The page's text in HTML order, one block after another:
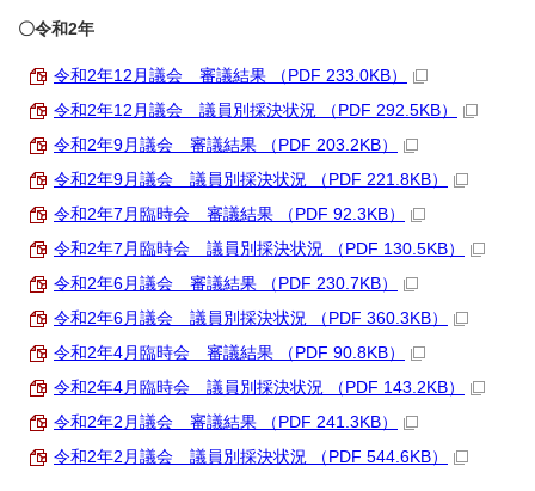
〇令和2年
令和2年12月議会 審議結果 （PDF 233.0KB）
令和2年12月議会 議員別採決状況 （PDF 292.5KB）
令和2年9月議会 審議結果 （PDF 203.2KB）
令和2年9月議会 議員別採決状況 （PDF 221.8KB）
令和2年7月臨時会 審議結果 （PDF 92.3KB）
令和2年7月臨時会 議員別採決状況 （PDF 130.5KB）
令和2年6月議会 審議結果 （PDF 230.7KB）
令和2年6月議会 議員別採決状況 （PDF 360.3KB）
令和2年4月臨時会 審議結果 （PDF 90.8KB）
令和2年4月臨時会 議員別採決状況 （PDF 143.2KB）
令和2年2月議会 審議結果 （PDF 241.3KB）
令和2年2月議会 議員別採決状況 （PDF 544.6KB）